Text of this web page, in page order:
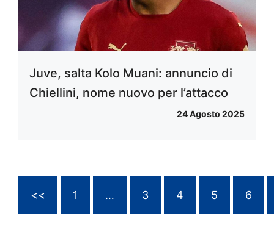
Juve, salta Kolo Muani: annuncio di
Chiellini, nome nuovo per l’attacco
24 Agosto 2025
<< 1 … 3 4 5 6